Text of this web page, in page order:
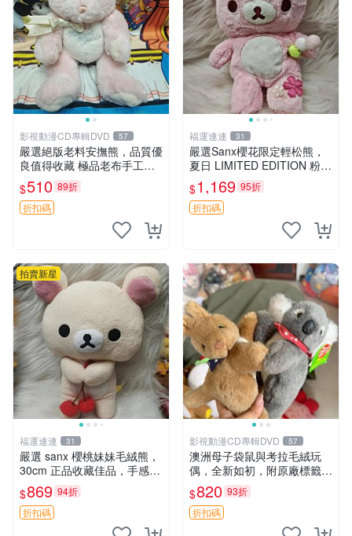
影視動漫CD專輯DVD 57
嚴選絕版老料安撫熊，品質優
良值得收藏 極品老布手工安
撫搖鈴玩具，適合哄睡寶貝
超柔老料搖鈴熊，專為孩子設
計的安心伴護 推薦絕版老布
製工藝搖鈴熊，可當作童
$510 89折
折扣碼
福運連連 31
嚴選Sanx櫻花限定輕松熊，
夏日 LIMITED EDITION 粉色
毛絨熊，背有拉鏈設計，肚內
填充豆袋，精致工藝呈現，狀
態如新，適合收藏與送人 櫻
$1,169 95折
折扣碼
拍賣新星
福運連連 31
嚴選 sanx 櫻桃妹妹毛絨熊，
30cm 正品收藏佳品，手感極
軟，適合贈送與收藏 櫻桃妹
妹、sanx、毛絨熊
$869 94折
折扣碼
影視動漫CD專輯DVD 57
澳洲母子袋鼠與考拉毛絨玩
偶，全新如初，附原廠標籤，
手感極軟，適合贈送親朋好
友。袋鼠與考拉正版，精緻尺
寸，適合作為收藏或家飾擺
設，增添暖意。 母子、袋
$820 93折
折扣碼